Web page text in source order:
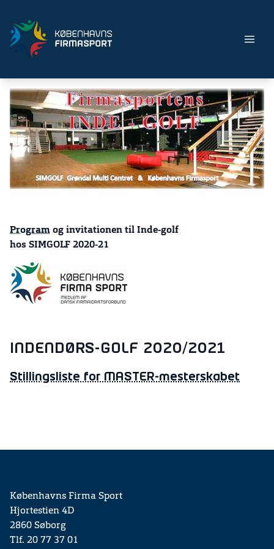
Program og invitationen til Inde-golf
hos SIMGOLF 2020-21
INDENDØRS-GOLF 2020/2021
Stillingsliste for MASTER-mesterskabet
Københavns Firma Sport
Hjortestien 4D
2860 Søborg
Tlf. 20 77 37 01